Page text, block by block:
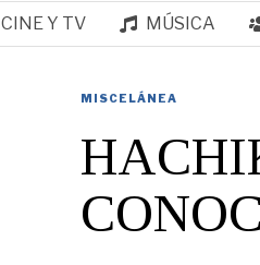
CINE Y TV MÚSICA
MISCELÁNEA